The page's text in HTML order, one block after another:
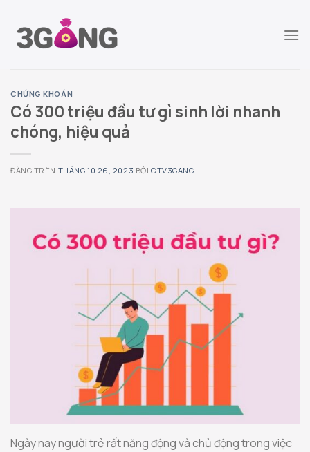
đến
CHỨNG KHOÁN
Có 300 triệu đầu tư gì sinh lời nhanh
chóng, hiệu quả
ĐĂNG TRÊN THÁNG 10 26, 2023 BỞI CTV3GANG
Ngày nay người trẻ rất năng động và chủ động trong việc